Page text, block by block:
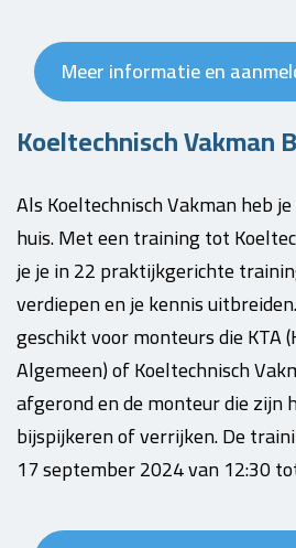
Meer informatie en
Koeltechnisch Vakman B
Als Koeltechnisch Vakman heb
huis. Met een training tot
je je in 22 praktijkgerichte
verdiepen en je kennis
geschikt voor monteurs die KTA
Algemeen) of Koeltechnisch
afgerond en de monteur die zijn
bijspijkeren of verrijken. De
17 september 2024 van 12:30